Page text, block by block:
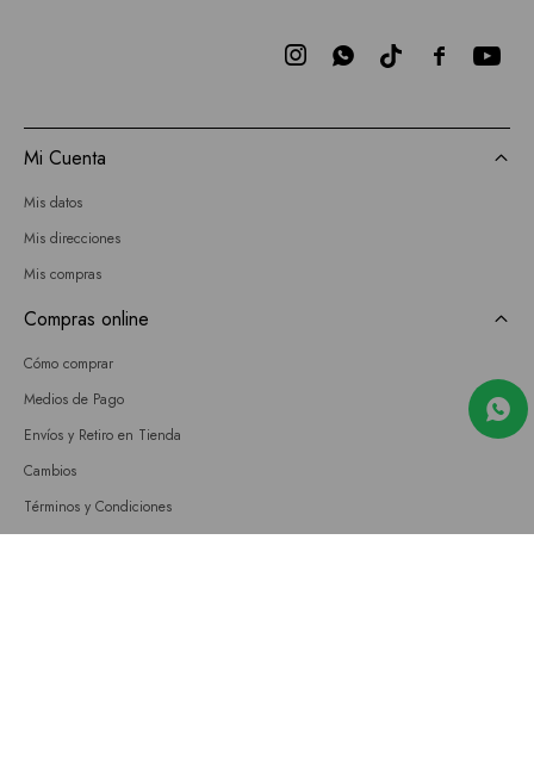

 
Mi Cuenta
Mis datos
Mis direcciones
Mis compras
Compras online
Cómo comprar
Medios de Pago
Envíos y Retiro en Tienda
Cambios
Términos y Condiciones